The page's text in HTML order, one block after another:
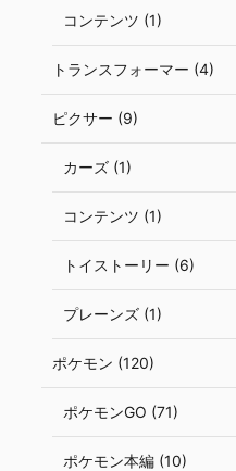
コンテンツ (1)
トランスフォーマー (4)
ピクサー (9)
カーズ (1)
コンテンツ (1)
トイストーリー (6)
プレーンズ (1)
ポケモン (120)
ポケモンGO (71)
ポケモン本編 (10)